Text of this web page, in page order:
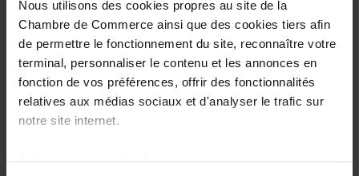
Nous utilisons des cookies propres au site de la
Chambre de Commerce ainsi que des cookies tiers afin
de permettre le fonctionnement du site, reconnaître votre
terminal, personnaliser le contenu et les annonces en
fonction de vos préférences, offrir des fonctionnalités
relatives aux médias sociaux et d'analyser le trafic sur
notre site internet.
Après trois années de résultats mitigés (20e et 23e